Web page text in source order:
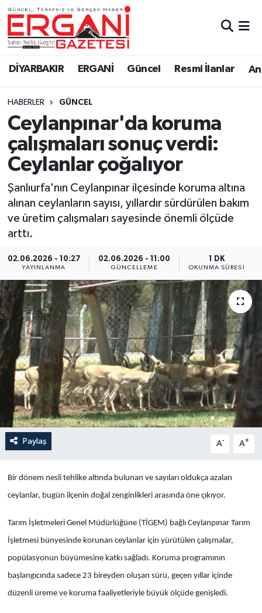
DİYARBAKIR ERGANİ Güncel Resmi İlanlar
HABERLER GÜNCEL
Ceylanpınar'da koruma
çalışmaları sonuç verdi:
Ceylanlar çoğalıyor
Şanlıurfa'nın Ceylanpınar ilçesinde koruma altına
alınan ceylanların sayısı, yıllardır sürdürülen bakım
ve üretim çalışmaları sayesinde önemli ölçüde
arttı.
02.06.2026 - 10:27
YAYINLANMA
02.06.2026 - 11:00
GÜNCELLEME
1 DK
OKUNMA SÜRESI
Paylaş A- A+
Bir dönem nesli tehlike altında bulunan ve sayıları oldukça azalan
ceylanlar, bugün ilçenin doğal zenginlikleri arasında öne çıkıyor.
Tarım İşletmeleri Genel Müdürlüğüne (TİGEM) bağlı Ceylanpınar Tarım
İşletmesi bünyesinde korunan ceylanlar için yürütülen çalışmalar,
popülasyonun büyümesine katkı sağladı. Koruma programının
başlangıcında sadece 23 bireyden oluşan sürü, geçen yıllar içinde
düzenli üreme ve koruma faaliyetleriyle büyük ölçüde genişledi.
DİYARBAKIR
BİSMİL
BAĞLAR
ERGANİ
Güncel
Eği̇ti̇m
Resmi İlanlar
Sağlık
Si̇yaset
Spor
Yaşam
Anali̇z
Bi̇li̇m & Teknoloji̇
Dünya
Eği̇ti̇m
Ergani Nöbetçi Eczaneler
Ergani Hava Durumu
Ergani Trafik Yoğunluk Haritası
Süper Lig Puan Durumu ve Fikstür
Tüm Manşetler
Son Dakika Haberleri
Haber Arşivi